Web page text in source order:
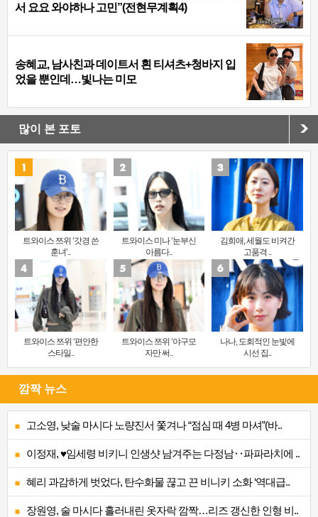
서 요요 와야하나 고민”(전현무계획4)
송혜교, 남사친과 데이트서 흰 티셔츠+청바지 입
었을 뿐인데…빛나는 미모
많이 본 포토
트와이스 쯔위 ‘갓경 쓴
훈녀’..
트와이스 미나 ‘눈부신
아름다..
김희애, 세월도 비켜간
고품격 ..
트와이스 쯔위 ‘편안한
스타일..
트와이스 쯔위 ‘야구모
자만 써..
나나, 도회적인 눈빛에
시선 집..
깜짝 뉴스
고소영, 낮술 마시다 노량진서 쫓겨나 “점심 때 4병 마셔”(바..
이정재, ♥임세령 비키니 인생샷 남겨주는 다정남‥파파라치에 ..
혜리 과감하게 벗었다, 탄수화물 끊고 끈 비니키 소화 ‘역대급..
장원영, 술 마시다 흘러내린 옷자락 깜짝…리즈 갱신한 인형 비..